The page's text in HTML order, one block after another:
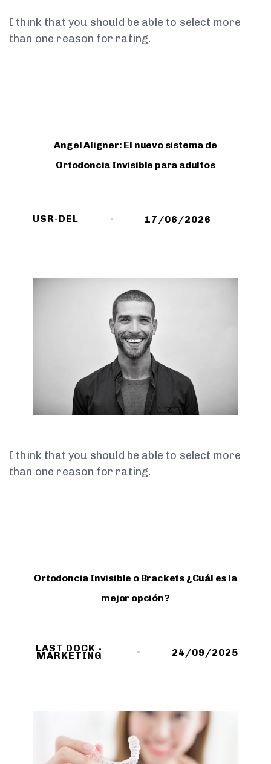
I think that you should be able to select more
than one reason for rating.
Angel Aligner: El nuevo sistema de
Ortodoncia Invisible para adultos
USR-DEL 17/06/2026
I think that you should be able to select more
than one reason for rating.
Ortodoncia Invisible o Brackets ¿Cuál es la
mejor opción?
LAST DOCK -
MARKETING 24/09/2025